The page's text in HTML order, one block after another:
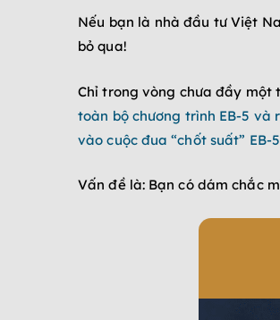
Nếu bạn là nhà đầu tư Việt
bỏ qua!
Chỉ trong vòng chưa đầy một
toàn bộ chương trình EB-5 và
vào cuộc đua “chốt suất” EB-
Vấn đề là: Bạn có dám chắc